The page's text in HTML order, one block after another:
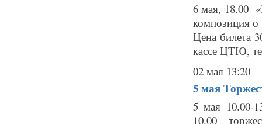
6 мая, 18.00
композиция
Цена билета
кассе ЦТЮ,
02 мая 13:20
5 мая
5 мая 10.00-
10.00 –